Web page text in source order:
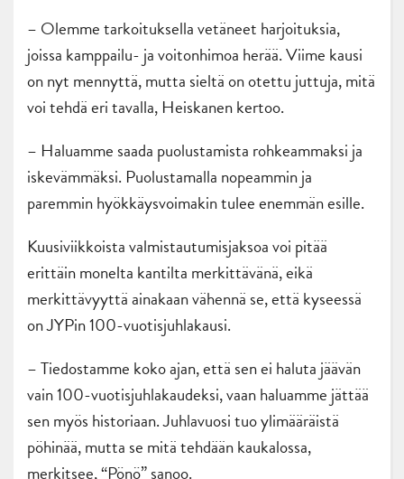
– Olemme tarkoituksella vetäneet harjoituksia,
joissa kamppailu- ja voitonhimoa herää. Viime kausi
on nyt mennyttä, mutta sieltä on otettu juttuja, mitä
voi tehdä eri tavalla, Heiskanen kertoo.
– Haluamme saada puolustamista rohkeammaksi ja
iskevämmäksi. Puolustamalla nopeammin ja
paremmin hyökkäysvoimakin tulee enemmän esille.
Kuusiviikkoista valmistautumisjaksoa voi pitää
erittäin monelta kantilta merkittävänä, eikä
merkittävyyttä ainakaan vähennä se, että kyseessä
on JYPin 100-vuotisjuhlakausi.
– Tiedostamme koko ajan, että sen ei haluta jäävän
vain 100-vuotisjuhlakaudeksi, vaan haluamme jättää
sen myös historiaan. Juhlavuosi tuo ylimääräistä
pöhinää, mutta se mitä tehdään kaukalossa,
merkitsee, “Pönö” sanoo.